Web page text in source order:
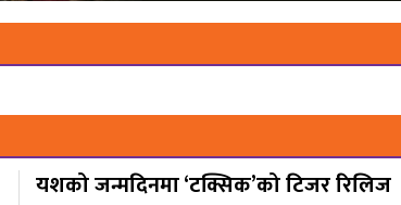
यशको जन्मदिनमा ‘टक्सिक’को टिजर रिलिज